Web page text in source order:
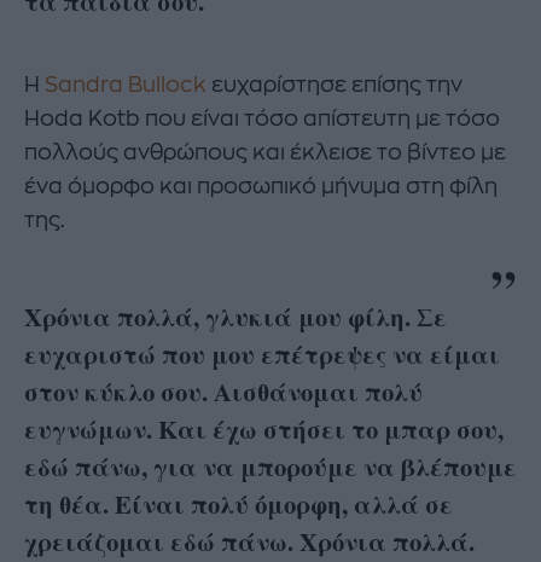
Η Sandra Bullock ευχαρίστησε επίσης την
Hoda Kotb που είναι τόσο απίστευτη με τόσο
πολλούς ανθρώπους και έκλεισε το βίντεο με
ένα όμορφο και προσωπικό μήνυμα στη φίλη
της.
Χρόνια πολλά, γλυκιά μου φίλη. Σε
ευχαριστώ που μου επέτρεψες να είμαι
στον κύκλο σου. Αισθάνομαι πολύ
ευγνώμων. Και έχω στήσει το μπαρ σου,
εδώ πάνω, για να μπορούμε να βλέπουμε
τη θέα. Είναι πολύ όμορφη, αλλά σε
χρειάζομαι εδώ πάνω. Χρόνια πολλά.